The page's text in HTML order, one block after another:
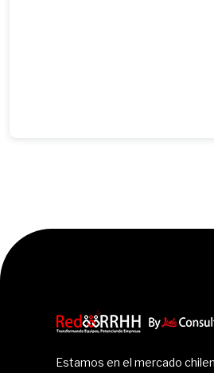
Estamos en el mercado